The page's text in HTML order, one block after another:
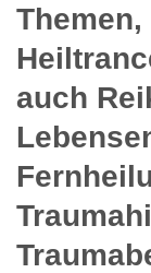
auch